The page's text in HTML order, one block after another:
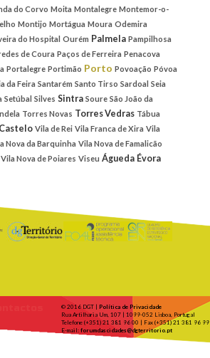
do Corvo Moita Montalegre Montemor-o-
Montijo Mortágua Moura Odemira
do Hospital Ourém Palmela Pampilhosa
de Coura Paços de Ferreira Penacova
Portalegre Portimão Porto Povoação Póvoa
da Feira Santarém Santo Tirso Sardoal Seia
Setúbal Silves Sintra Soure São João da
Torres Novas Torres Vedras Tábua
Vila de Rei Vila Franca de Xira Vila
Nova da Barquinha Vila Nova de Famalicão
Vila Nova de Poiares Viseu Águeda Évora
© 2016 DGT | Política de Privacidade
Rua Artilharia Um, 107 | 1099-052 Lisboa, Portugal
Telefone (+351) 21 381 96 00 | Fax (+351) 21 381 96 99
E-mail: forumdascidades@dgterritorio.pt